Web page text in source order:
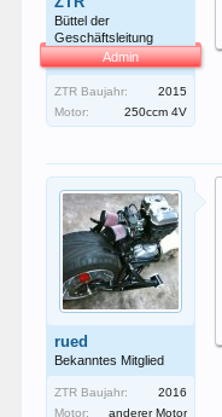
Büttel der
Geschäftsleitung
Admin
ZTR Baujahr:
2015
Motor:
250ccm 4V
rued
Bekanntes Mitglied
ZTR Baujahr:
2016
Motor:
anderer Motor